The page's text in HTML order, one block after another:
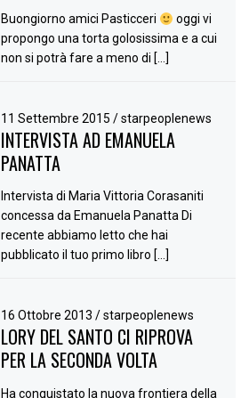
Buongiorno amici Pasticceri
oggi vi
propongo una torta golosissima e a cui
non si potrà fare a meno di […]
11 Settembre 2015/ starpeoplenews
INTERVISTA AD EMANUELA
PANATTA
Intervista di Maria Vittoria Corasaniti
concessa da Emanuela Panatta Di
recente abbiamo letto che hai
pubblicato il tuo primo libro […]
16 Ottobre 2013/ starpeoplenews
LORY DEL SANTO CI RIPROVA
PER LA SECONDA VOLTA
Ha conquistato la nuova frontiera della